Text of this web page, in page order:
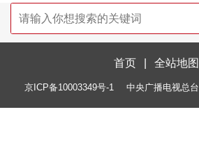
首页 全站地图
京ICP备10003349号-1 中央广播电视总台